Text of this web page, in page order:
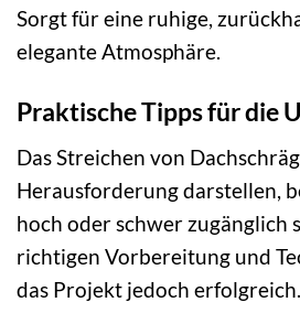
Sorgt für eine ruhige,
elegante Atmosphäre.
Praktische Tipps für die
Das Streichen von
Herausforderung darstellen,
hoch oder schwer zugänglich
richtigen Vorbereitung und
das Projekt jedoch erfolgreich.